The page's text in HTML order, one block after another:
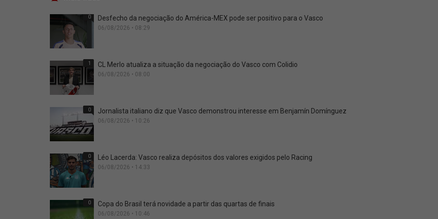
0 Desfecho da negociação do América-MEX pode ser positivo para o Vasco
06/08/2026 • 08:29
1 CL Merlo atualiza a situação da negociação do Vasco com Colidio
06/08/2026 • 08:00
0 Jornalista italiano diz que Vasco demonstrou interesse em Benjamín Domínguez
06/08/2026 • 10:26
0 Léo Lacerda: Vasco realiza depósitos dos valores exigidos pelo Racing
06/08/2026 • 14:33
0 Copa do Brasil terá novidade a partir das quartas de finais
06/08/2026 • 10:46